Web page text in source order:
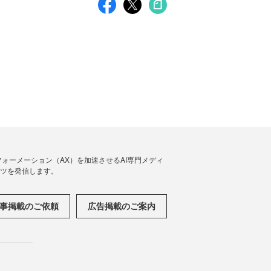
ーメーション（AX）を加速させるAI専門メディ
を発信します。
掲載のご依頼 広告掲載のご案内